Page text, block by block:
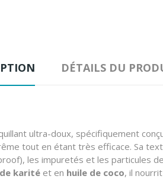
DÉTAILS DU
ultra-doux, spécifiquement
tout en étant très efficace. Sa
les impuretés et les particules
karité et en huile de coco, il